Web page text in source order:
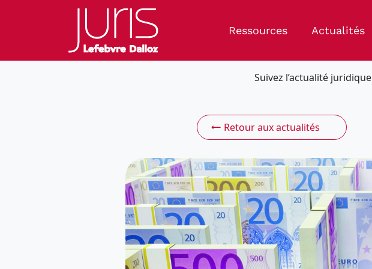
Ressources Actualités
Suivez l’actualité juridique
Retour aux actualités